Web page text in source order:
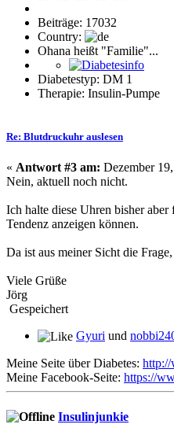
Beiträge: 17032
Country:
Ohana heißt "Familie"...
Diabetestyp: DM 1
Therapie: Insulin-Pumpe
Re: Blutdruckuhr auslesen
« Antwort #3 am: Dezember
Nein, aktuell noch nicht.
Ich halte diese Uhren bisher
Tendenz anzeigen können.
Da ist aus meiner Sicht die
Viele Grüße
Jörg
Gespeichert
Gyuri und
Meine Seite über Diabetes: http://
Meine Facebook-Seite: https://
Insulinjunkie